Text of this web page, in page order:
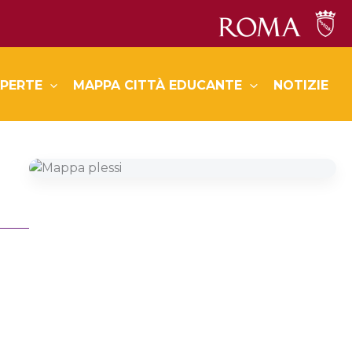
MAPPA CITTÀ EDUCANTE NOTIZIE